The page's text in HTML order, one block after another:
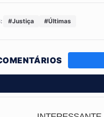
vulnerabilidade. O
realizassem
das
o auxílio necessário.
#Justiça #Últimas